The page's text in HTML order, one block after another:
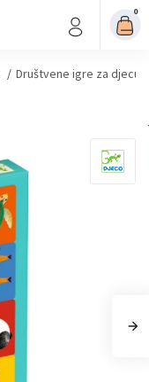
0
/ Društvene igre za djecu